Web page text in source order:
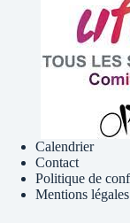
Calendrier
Contact
Politique de
Mentions légales